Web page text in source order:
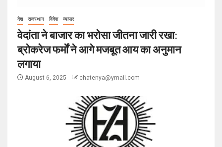
देश राजस्थान विदेश व्यापार
वेदांता ने बाजार का भरोसा जीतना जारी रखा:
ब्रोकरेज फर्मों ने आगे मजबूत आय का अनुमान
लगाया
August 6, 2025 chatenya@ymail.com